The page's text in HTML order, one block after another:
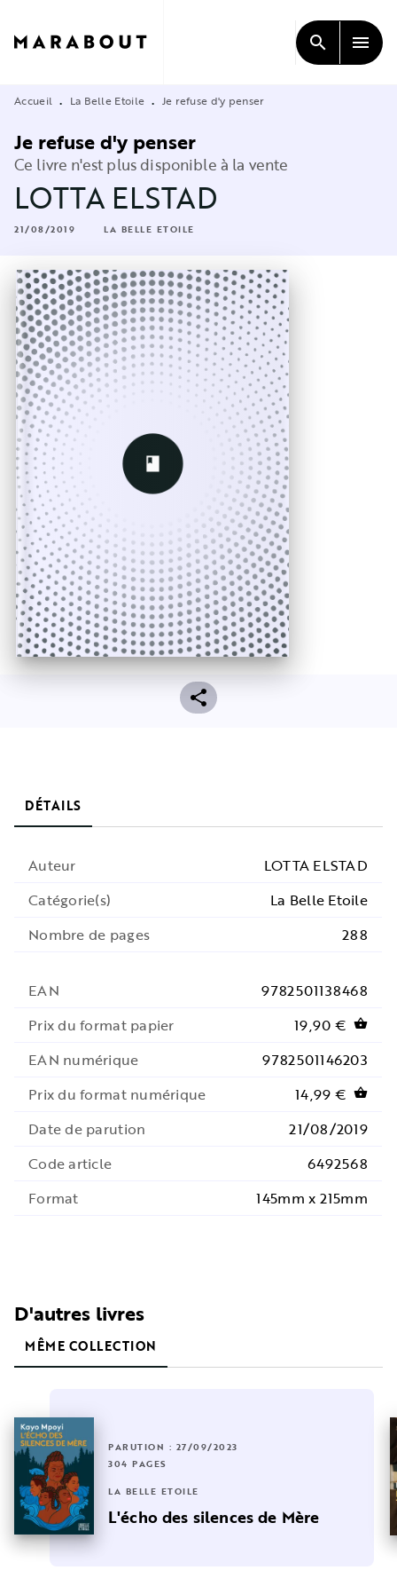
CONTENU
search menu
Accueil • La Belle Etoile • Je refuse d'y penser
Je refuse d'y penser
Ce livre n'est plus disponible à la vente
LOTTA ELSTAD
21/08/2019 LA BELLE ETOILE
DÉTAILS
Auteur
LOTTA ELSTAD
Catégorie(s)
La Belle Etoile
Nombre de pages
288
EAN
9782501138468
Prix du format papier
19,90 € shopping_basket
EAN numérique
9782501146203
Prix du format numérique
14,99 € shopping_basket
Date de parution
21/08/2019
Code article
6492568
Format
145mm x 215mm
D'autres livres
MÊME COLLECTION
PARUTION : 27/09/2023
304 PAGES
LA BELLE ETOILE
L'écho des silences de Mère